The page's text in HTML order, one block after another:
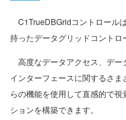
C1TrueDBGridコントロール
持ったデータグリッドコントロ
高度なデータアクセス、デー
インターフェースに関するさ
らの機能を使用して直感的で
ションを構築できます。